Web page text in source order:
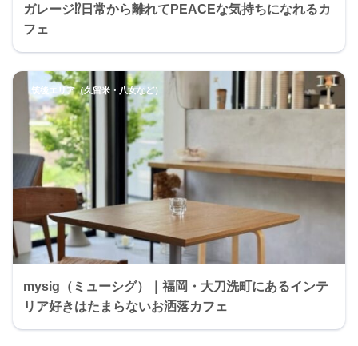
ガレージ⁉︎日常から離れてPEACEな気持ちになれるカ
フェ
mysig（ミューシグ）｜福岡・大刀洗町にあるインテ
リア好きはたまらないお洒落カフェ
筑後エリア（久留米・八女など）